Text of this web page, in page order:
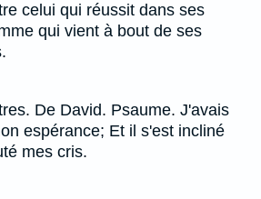
celui qui réussit dans ses
qui vient à bout de ses
De David. Psaume. J'avais
espérance; Et il s'est incliné
mes cris.